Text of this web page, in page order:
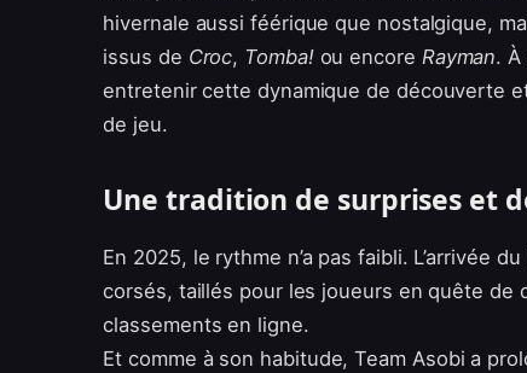
hivernale aussi féérique que nostalgique,
issus de Croc, Tomba!ou encore Rayman.
entretenir cette dynamique de découverte
de jeu.
Une tradition de surprises et
En 2025, le rythme n’a pas faibli. L’arrivée du
corsés, taillés pour les joueurs en quête de
classements en ligne.
Et comme à son habitude, Team Asobi a